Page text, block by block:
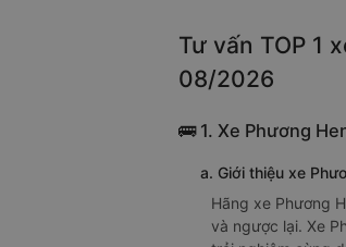
Tư vấn TOP 1
08/2026
🚌 1. Xe Phương
a. Giới thiệu xe
Hãng xe Phương
và ngược lại. Xe